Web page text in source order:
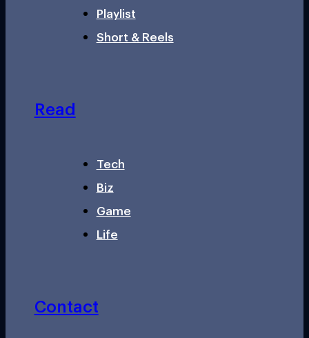
Playlist
Short & Reels
Read
Tech
Biz
Game
Life
Contact